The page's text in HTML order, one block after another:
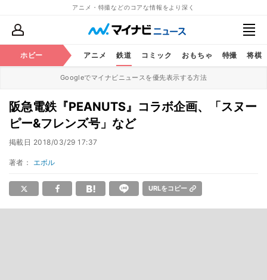
アニメ・特撮などのコアな情報をより深く
ホビー アニメ 鉄道 コミック おもちゃ 特撮 将棋
Googleでマイナビニュースを優先表示する方法
阪急電鉄『PEANUTS』コラボ企画、「スヌー
ピー&フレンズ号」など
掲載日 2018/03/29 17:37
著者： エボル
URLをコピー